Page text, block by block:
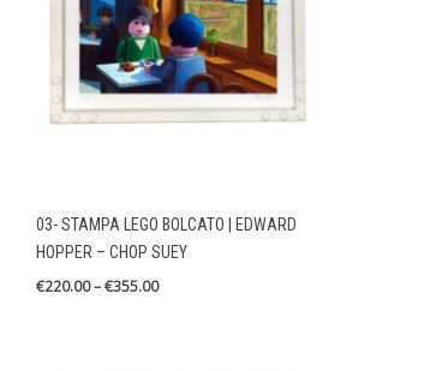
03- STAMPA LEGO BOLCATO | EDWARD
HOPPER – CHOP SUEY
€220.00–€355.00